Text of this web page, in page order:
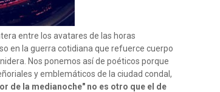
entre los avatares de las horas
en la guerra cotidiana que refuerce cuerpo
Nos ponemos así de poéticos porque
y emblemáticos de la ciudad condal,
de la medianoche" no es otro que el de